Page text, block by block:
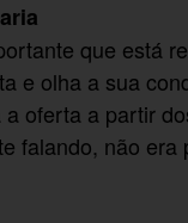
que está
e olha a sua
oferta a partir
falando, não